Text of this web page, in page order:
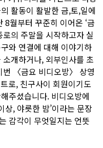
활동이 활발한 금,토,일에
월부터 꾸준히 이어온 ‘금
의 주말을 시작하고자 실
와 연결에 대해 이야기하
개하거나, 외부인사를 초
〈금요 비디오방〉 상영
로, 친구사이 회원이기도
주셨습니다. 비디오방에
상, 야릇한 밤’이라는 문장
감각이 무엇일지는 언뜻